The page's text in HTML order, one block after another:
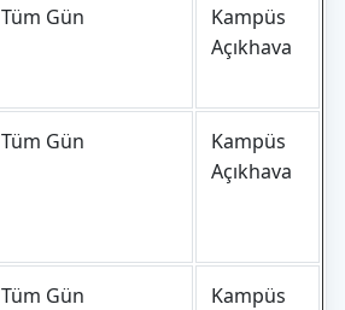
Tüm Gün
Kampüs
Açıkhava
Tüm Gün
Kampüs
Açıkhava
Tüm Gün
Kampüs